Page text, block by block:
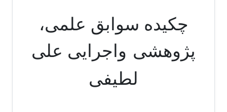
چکیده سوابق علمی،
پژوهشی واجرایی علی
لطیفی